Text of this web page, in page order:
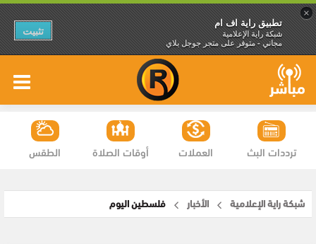
×
تطبيق راية اف ام
شبكة راية الإعلامية
مجاني - متوفر على متجر جوجل بلاي
تثبيت
الطقس أوقات الصلاة العملات ترددات البث
شبكة راية الإعلامية الأخبار فلسطين اليوم